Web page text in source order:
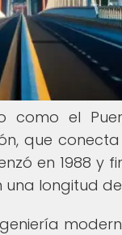
como el
que
en 1988 y
longitud de